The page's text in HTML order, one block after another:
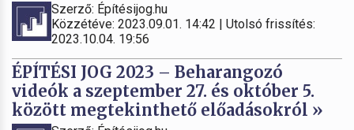
Szerző: Építésijog.hu
Közzétéve: 2023.09.01. 14:42 | Utolsó frissítés:
2023.10.04. 19:56
ÉPÍTÉSI JOG 2023 – Beharangozó
videók a szeptember 27. és október 5.
között megtekinthető előadásokról »